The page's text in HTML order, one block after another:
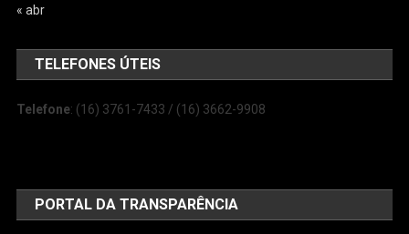
« abr
TELEFONES ÚTEIS
Telefone: (16) 3761-7433 / (16) 3662-9908
PORTAL DA TRANSPARÊNCIA